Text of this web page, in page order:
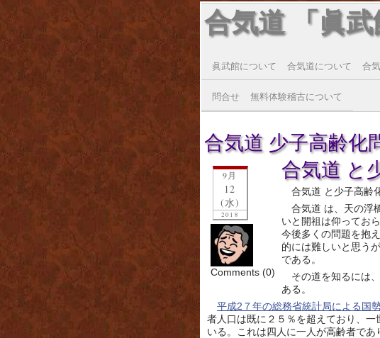
合気道 「眞
眞武館について 合気道について 合
問合せ 無料体験稽古について
合気道 少子高齢化
9月
12
(水)
2018
Comments (0)
合気道 と
合気道 と少子高齢
合気道 は、天の浮
いと開祖は仰ってお
今後多くの問題を抱
的には難しいと思う
である。
その道を知るには
ある。
平成2７年の総務省統計局による国
者人口は既に２５％を超えており、
いる。これは四人に一人が高齢者で